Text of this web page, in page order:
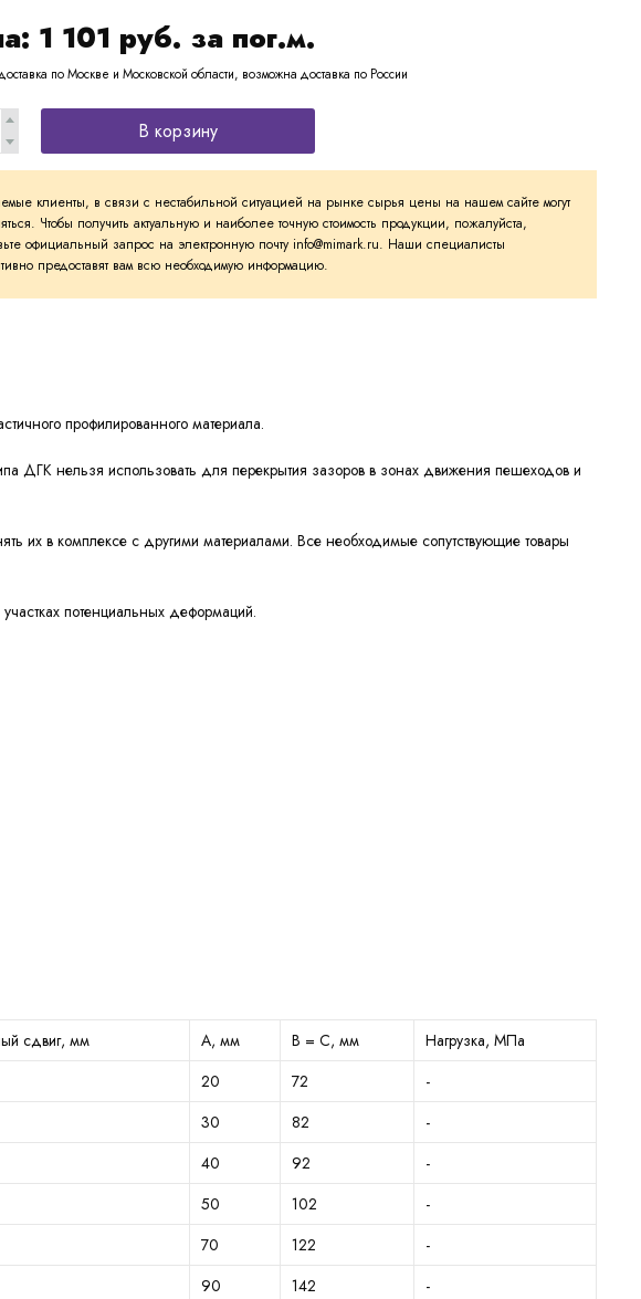
1 101 руб. за пог.м.
по Москве и Московской области, возможна доставка по России
В корзину
клиенты, в связи с нестабильной ситуацией на рынке сырья цены на нашем сайте могут
Чтобы получить актуальную и наиболее точную стоимость продукции, пожалуйста,
официальный запрос на электронную почту info@mimark.ru. Наши специалисты
предоставят вам всю необходимую информацию.
профилированного материала.
ДГК нельзя использовать для перекрытия зазоров в зонах движения пешеходов и
их в комплексе с другими материалами. Все необходимые сопутствующие товары
потенциальных деформаций.
сдвиг, мм А, мм B = C, мм
Нагрузка, МПа
20 72
-
30 82
-
40 92
-
50 102
-
70 122
-
90 142
-